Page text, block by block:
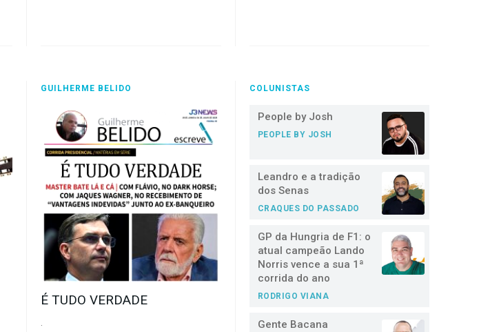
GUILHERME BELIDO
É TUDO VERDADE
.
COLUNISTAS
People by Josh
PEOPLE BY JOSH
Leandro e a tradição
dos Senas
CRAQUES DO PASSADO
GP da Hungria de F1: o
atual campeão Lando
Norris vence a sua 1ª
corrida do ano
RODRIGO VIANA
Gente Bacana